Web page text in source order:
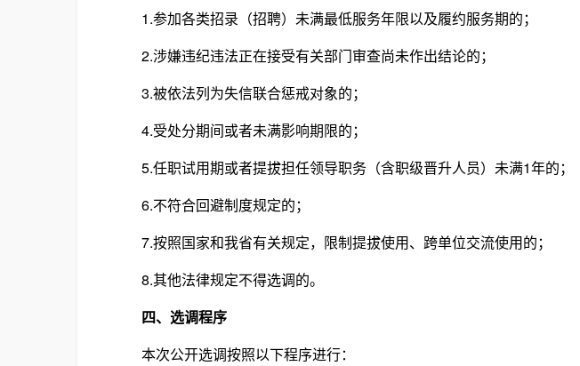
1.参加各类招录（招聘）未满最低服务年限以及履约服务期的；
2.涉嫌违纪违法正在接受有关部门审查尚未作出结论的；
3.被依法列为失信联合惩戒对象的；
4.受处分期间或者未满影响期限的；
5.任职试用期或者提拔担任领导职务（含职级晋升人员）未满1年的；
6.不符合回避制度规定的；
7.按照国家和我省有关规定，限制提拔使用、跨单位交流使用的；
8.其他法律规定不得选调的。
四、选调程序
本次公开选调按照以下程序进行：